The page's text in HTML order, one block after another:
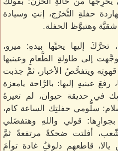
حفلةِ التَّخرُج، إنتِ وسيادة
شقيَّة وهتبوَّظ الحفلة.
إليها يحيِّها بيدهِ: ميرو،
إلى طاولةِ الطَّعامِ وعينيها
ويتفحَّصُ الأخبار، ثمَّ جذبت
عينيهِ إليها: بالرَّاحة يامعزة
في حديقة حيوان، لم تعيرهُ
سلُّومي حفلتِك الساعة كام،
قولي واللهِ وهتفضَلي
أفلتت ضحكةً مرتفعةً ثمَّ
قاطعهم دلوفُِ غادة توأمَ